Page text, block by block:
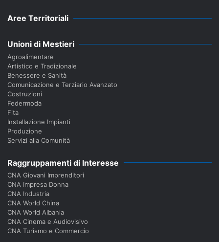
Aree Territoriali
Unioni di Mestieri
Agroalimentare
Artistico e Tradizionale
Benessere e Sanità
Comunicazione e Terziario Avanzato
Costruzioni
Federmoda
Fita
Installazione Impianti
Produzione
Servizi alla Comunità
Raggruppamenti di Interesse
CNA Giovani Imprenditori
CNA Impresa Donna
CNA Industria
CNA World China
CNA World Albania
CNA Cinema e Audiovisivo
CNA Turismo e Commercio